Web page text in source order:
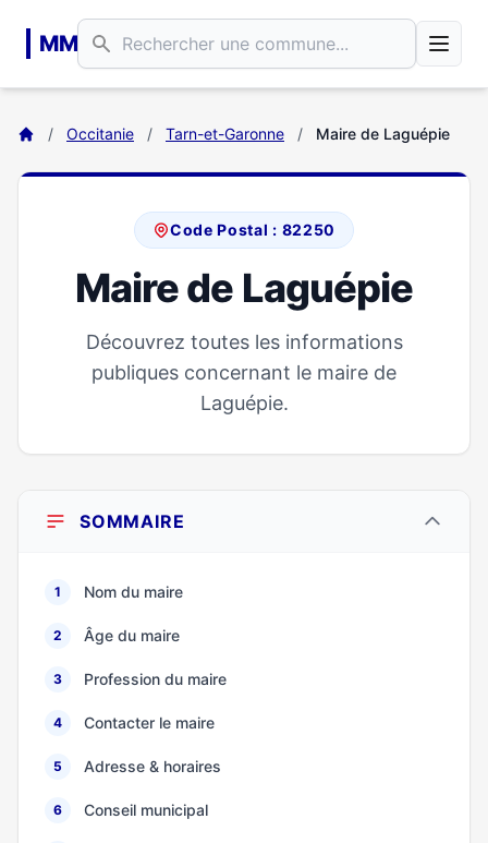
MM
/ Occitanie / Tarn-et-Garonne / Maire de Laguépie
Code Postal : 82250
Maire de Laguépie
Découvrez toutes les informations
publiques concernant le maire de
Laguépie.
SOMMAIRE
1 Nom du maire
2 Âge du maire
3 Profession du maire
4 Contacter le maire
5 Adresse & horaires
6 Conseil municipal